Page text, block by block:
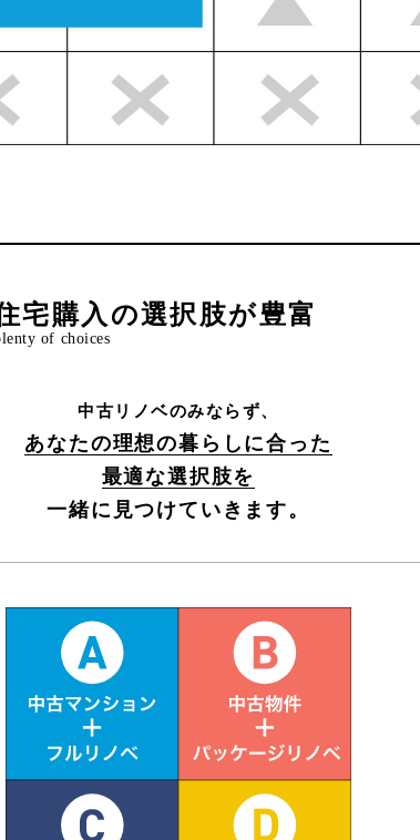
宅購入の選択肢が豊富
中古リノベのみならず、
あなたの理想の暮らしに合った
最適な選択肢を
一緒に見つけていきます。